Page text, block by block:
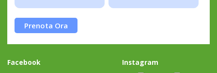
Prenota Ora
Facebook Instagram